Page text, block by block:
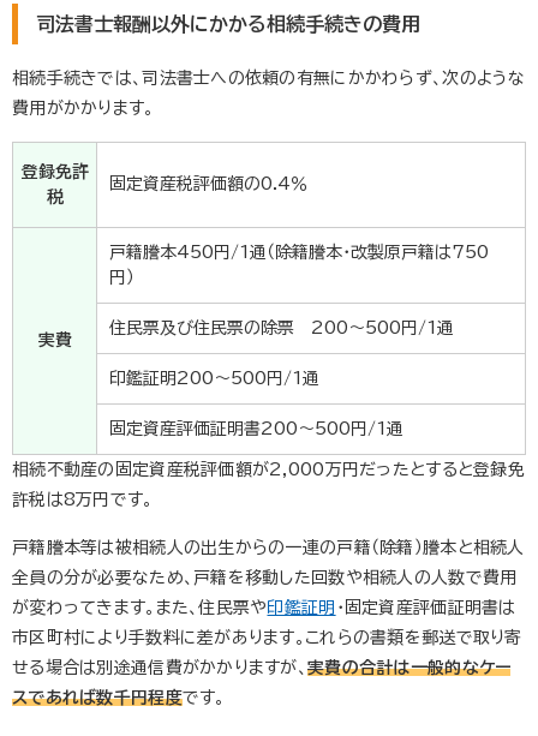
司法書士報酬以外にかかる相続手続きの費用
相続手続きでは、司法書士への依頼の有無にかかわらず、次のような
費用がかかります。
登録免許
税
固定資産税評価額の0.4％
実費
戸籍謄本450円/1通（除籍謄本・改製原戸籍は750
円）
住民票及び住民票の除票 200～500円/1通
印鑑証明200～500円/1通
固定資産評価証明書200～500円/1通
相続不動産の固定資産税評価額が2,000万円だったとすると登録免
許税は8万円です。
戸籍謄本等は被相続人の出生からの一連の戸籍（除籍）謄本と相続人
全員の分が必要なため、戸籍を移動した回数や相続人の人数で費用
が変わってきます。また、住民票や 印鑑証明 ・固定資産評価証明書は
市区町村により手数料に差があります。これらの書類を郵送で取り寄
せる場合は別途通信費がかかりますが、実費の合計は一般的なケー
スであれば数千円程度です。